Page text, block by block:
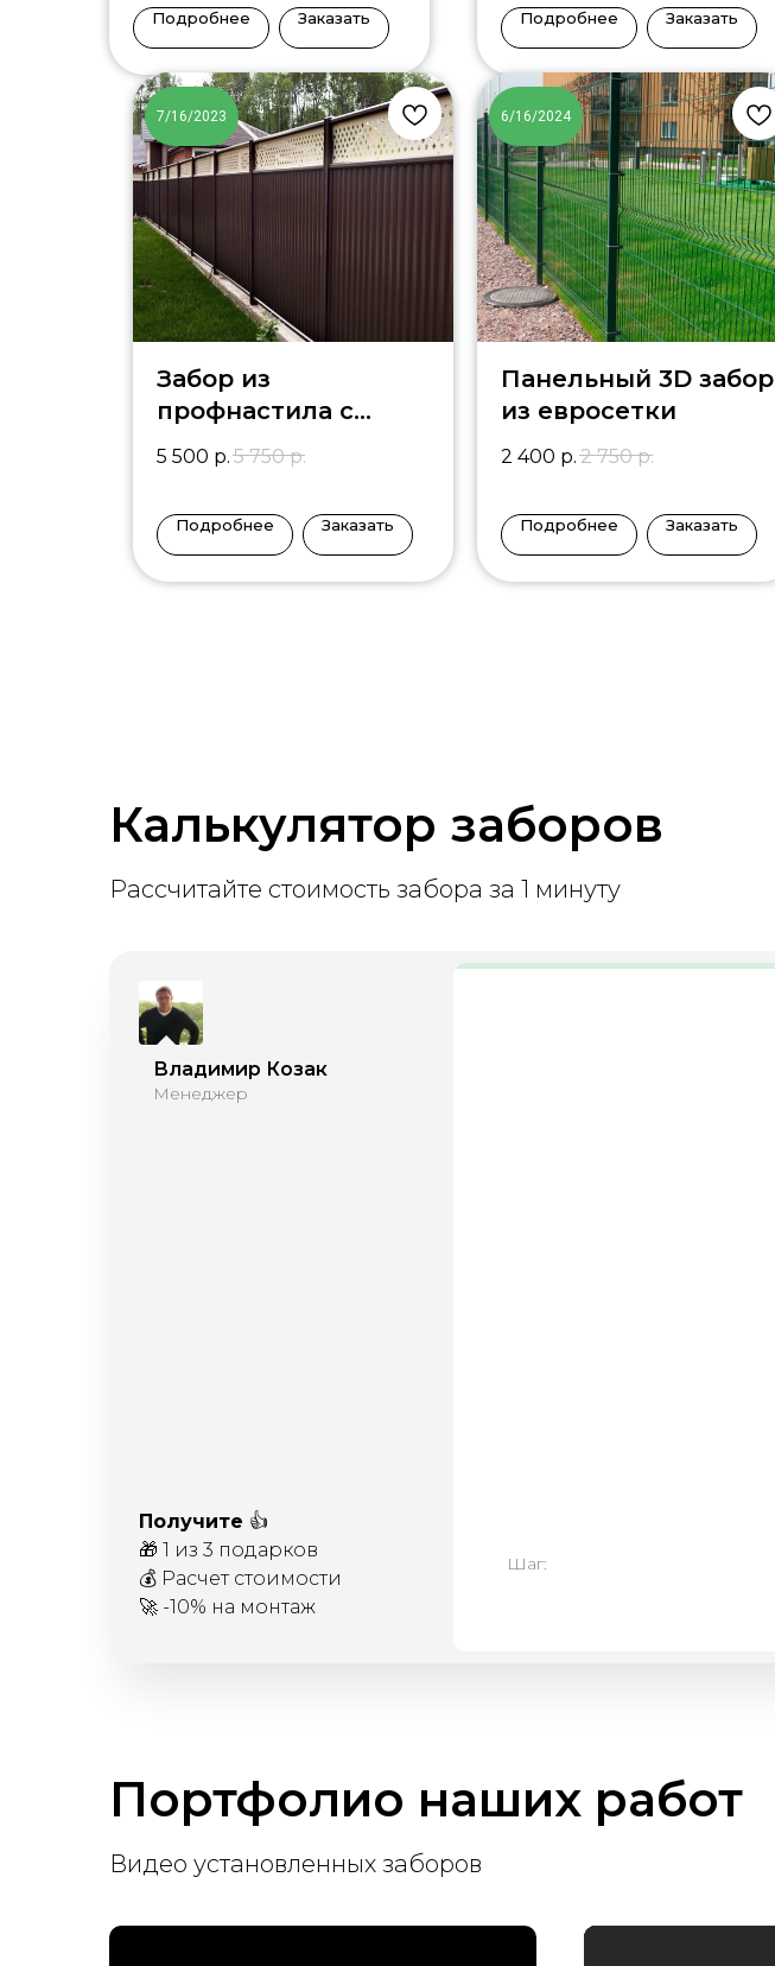
Подробнее Заказать Подробнее Заказать
7/16/2023
Забор из
профнастила с
выделением
столбов, с
декоративными
вставками
5 500 р. 5 750 р.
Подробнее Заказать
6/16/2024
Панельный 3D забор
из евросетки
2 400 р. 2 750 р.
Подробнее Заказать
Калькулятор заборов
Рассчитайте стоимость забора за 1 минуту
Владимир Козак
Менеджер
Получите 👍
🎁 1 из 3 подарков
💰 Расчет стоимости
🚀 -10% на монтаж
Шаг:
Портфолио наших работ
Видео установленных заборов